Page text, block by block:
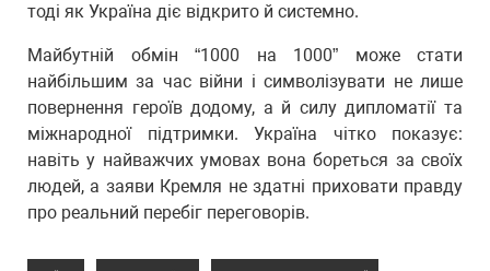
тоді як Україна діє відкрито й системно.
Майбутній обмін “1000 на 1000” може стати
найбільшим за час війни і символізувати не лише
повернення героїв додому, а й силу дипломатії та
міжнародної підтримки. Україна чітко показує:
навіть у найважчих умовах вона бореться за своїх
людей, а заяви Кремля не здатні приховати правду
про реальний перебіг переговорів.